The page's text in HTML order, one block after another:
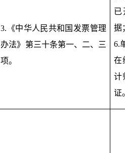
已
据
6.
在
计
证
3.《中华人民共和国发票管理
办法》第三十条第一、二、三
项。